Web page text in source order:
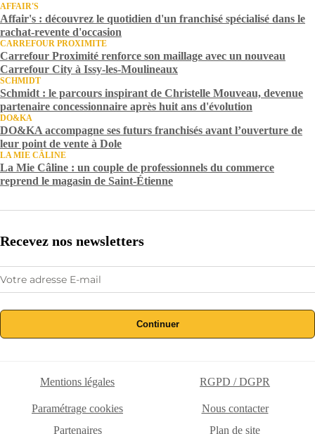
AFFAIR'S
Affair's : découvrez le quotidien d'un franchisé spécialisé dans le
rachat-revente d'occasion
CARREFOUR PROXIMITE
Carrefour Proximité renforce son maillage avec un nouveau
Carrefour City à Issy-les-Moulineaux
SCHMIDT
Schmidt : le parcours inspirant de Christelle Mouveau, devenue
partenaire concessionnaire après huit ans d'évolution
DO&KA
DO&KA accompagne ses futurs franchisés avant l’ouverture de
leur point de vente à Dole
LA MIE CÂLINE
La Mie Câline : un couple de professionnels du commerce
reprend le magasin de Saint-Étienne
Recevez nos newsletters
Continuer
Mentions légales RGPD / DGPR
Paramétrage cookies
Nous contacter
Partenaires
Plan de site